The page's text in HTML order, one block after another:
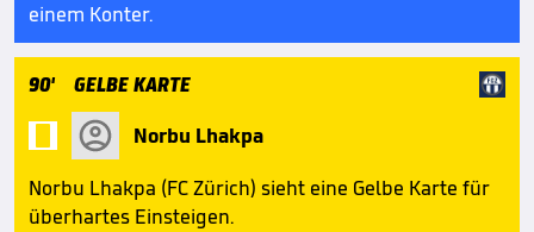
einem Konter.
90' GELBE KARTE
Norbu Lhakpa
Norbu Lhakpa (FC Zürich) sieht eine Gelbe Karte für
überhartes Einsteigen.